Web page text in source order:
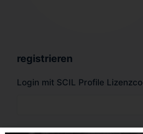
registrieren
Login mit SCIL Profile